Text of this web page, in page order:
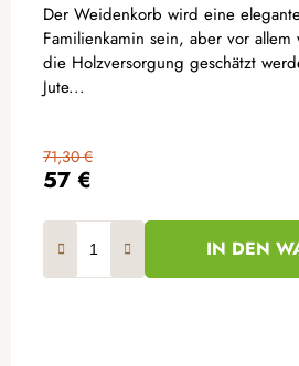
57 €
71,30 €
IN DEN
Der Weidenkorb wird eine
Familienkamin sein, aber vor
die Holzversorgung geschätzt
Jute...